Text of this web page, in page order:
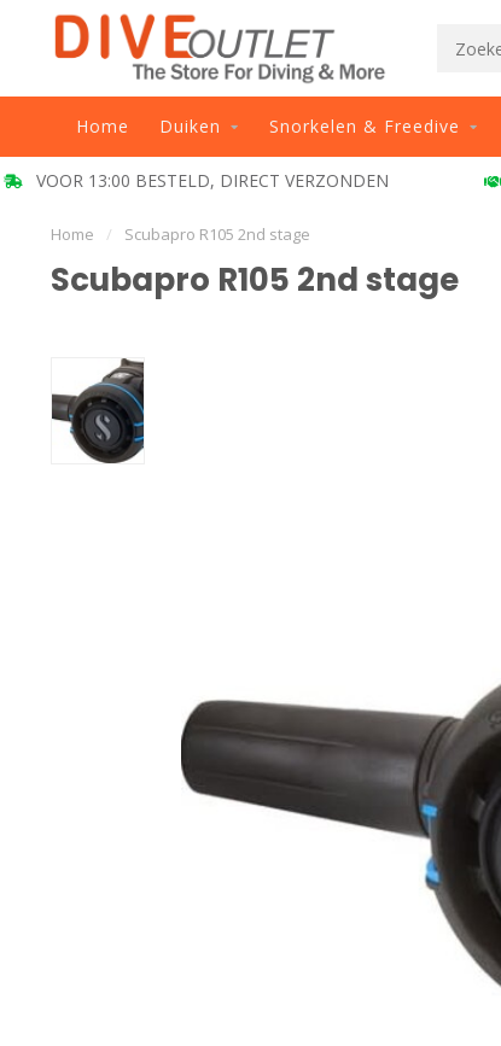
Home Duiken Snorkelen & Freedive
VOOR 13:00 BESTELD, DIRECT VERZONDEN
Home / Scubapro R105 2nd stage
Scubapro R105 2nd stage